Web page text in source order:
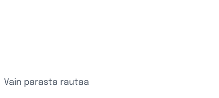
Vain parasta rautaa